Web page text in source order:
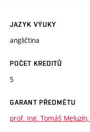
JAZYK VÝUKY
angličtina
POČET KREDITŮ
5
GARANT PŘEDMĚTU
prof. Ing. Tomáš Meluzín,